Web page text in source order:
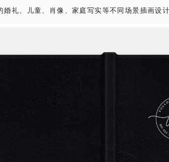
婚礼、儿童、肖像、家庭写实等不同场景插画设